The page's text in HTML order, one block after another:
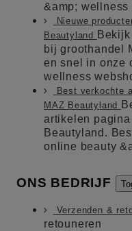
&amp; wellness
Nieuwe
Beautyland
bij groothandel
en snel in onze
wellness
Best verkochte
MAZ Beautyland
artikelen
Beautyland.
online beauty
ONS BEDRIJF
Verzenden &
retouneren